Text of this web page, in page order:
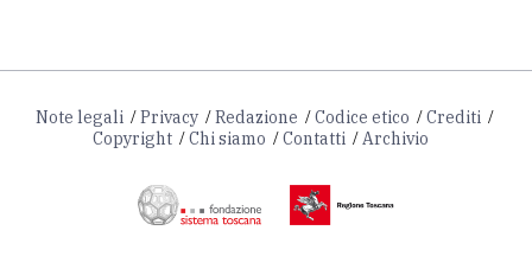
Note legali Privacy Redazione Codice etico
Crediti
Copyright
Chi siamo Contatti Archivio